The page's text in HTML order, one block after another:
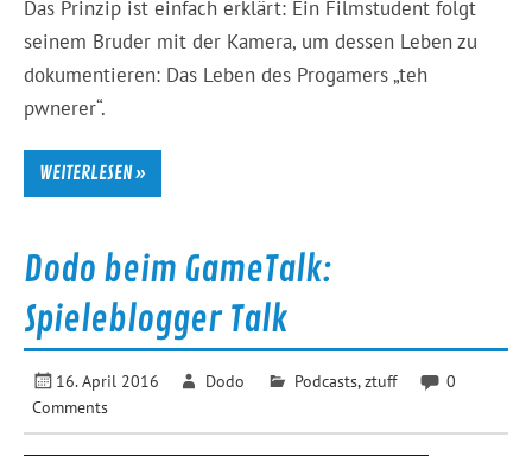
Das Prinzip ist einfach erklärt: Ein Filmstudent folgt
seinem Bruder mit der Kamera, um dessen Leben zu
dokumentieren: Das Leben des Progamers „teh
pwnerer“.
WEITERLESEN »
Dodo beim GameTalk:
Spieleblogger Talk
16. April 2016 Dodo Podcasts,ztuff
0
Comments